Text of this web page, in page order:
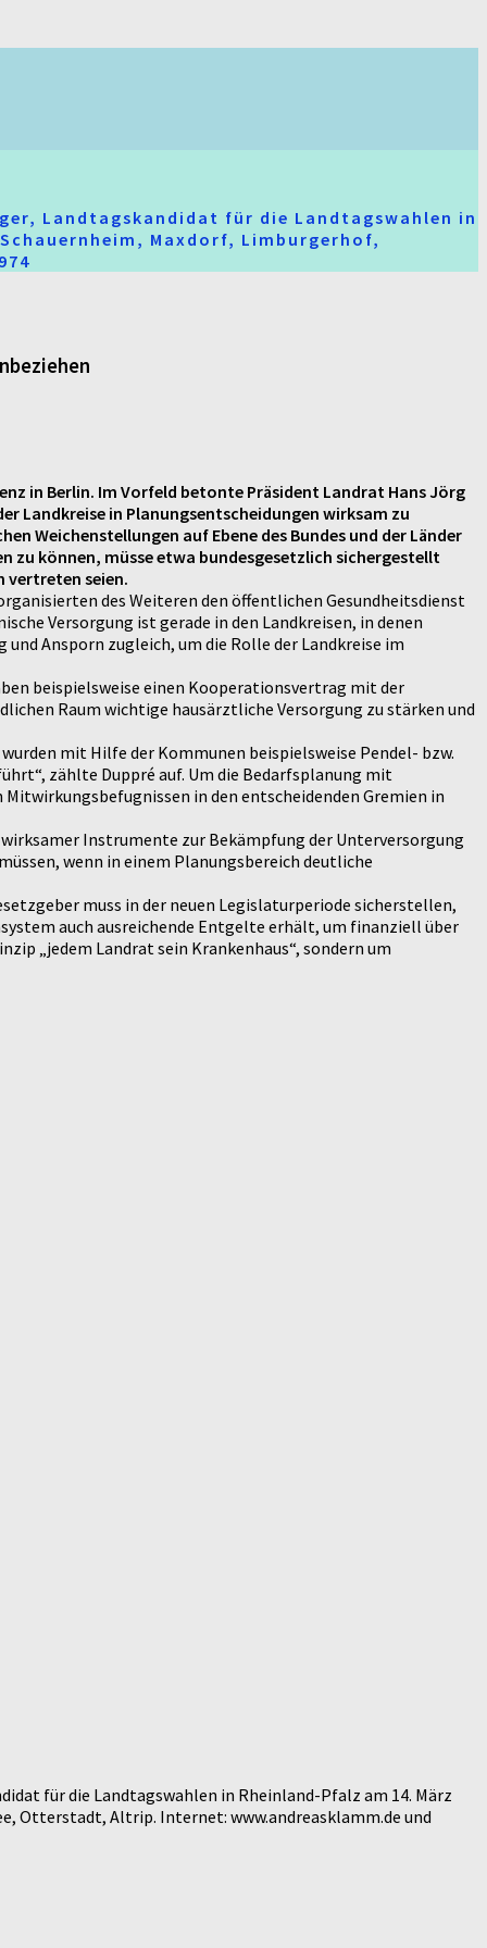
Landtagskandidat für die Landtagswahlen in
Maxdorf, Limburgerhof,
in Berlin. Im Vorfeld betonte Präsident Landrat Hans Jörg
Landkreise in Planungsentscheidungen wirksam zu
Weichenstellungen auf Ebene des Bundes und der Länder
zu können, müsse etwa bundesgesetzlich sichergestellt
vertreten seien.
des Weiteren den öffentlichen Gesundheitsdienst
Versorgung ist gerade in den Landkreisen, in denen
Ansporn zugleich, um die Rolle der Landkreise im
beispielsweise einen Kooperationsvertrag mit der
Raum wichtige hausärztliche Versorgung zu stärken und
mit Hilfe der Kommunen beispielsweise Pendel- bzw.
zählte Duppré auf. Um die Bedarfsplanung mit
in den entscheidenden Gremien in
Instrumente zur Bekämpfung der Unterversorgung
wenn in einem Planungsbereich deutliche
muss in der neuen Legislaturperiode sicherstellen,
auch ausreichende Entgelte erhält, um finanziell über
„jedem Landrat sein Krankenhaus“, sondern um
für die Landtagswahlen in Rheinland-Pfalz am 14. März
Otterstadt, Altrip. Internet: www.andreasklamm.de und